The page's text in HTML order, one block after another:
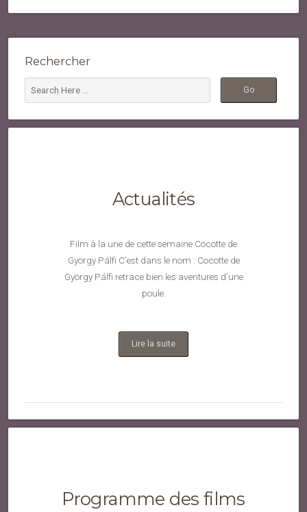
Rechercher
Actualités
Film à la une de cette semaine Cocotte de
György Pálfi C’est dans le nom : Cocotte de
György Pálfi retrace bien les aventures d’une
poule.
Lire la suite
Programme des films